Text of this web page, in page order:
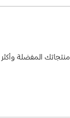
المفضلة وأكثر